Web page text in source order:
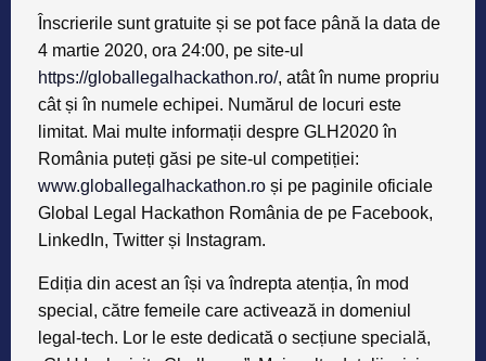
Înscrierile sunt gratuite și se pot face până la data de
4 martie 2020, ora 24:00, pe site-ul
https://globallegalhackathon.ro/, atât în nume propriu
cât și în numele echipei. Numărul de locuri este
limitat. Mai multe informații despre GLH2020 în
România puteți găsi pe site-ul competiției:
www.globallegalhackathon.ro și pe paginile oficiale
Global Legal Hackathon România de pe Facebook,
LinkedIn, Twitter și Instagram.
Ediția din acest an își va îndrepta atenția, în mod
special, către femeile care activează in domeniul
legal-tech. Lor le este dedicată o secțiune specială,